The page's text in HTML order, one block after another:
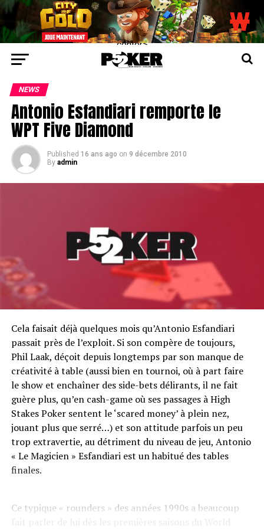
center>
NEWS
Antonio Esfandiari remporte le
WPT Five Diamond
Published 16 ans ago on 9 décembre 2010
By admin
Cela faisait déjà quelques mois qu’Antonio Esfandiari
passait près de l’exploit. Si son compère de toujours,
Phil Laak, déçoit depuis longtemps par son manque de
créativité à table (aussi bien en tournoi, où à part faire
le show et enchaîner des side-bets délirants, il ne fait
guère plus, qu’en cash-game où ses passages à High
Stakes Poker sentent le ‘scared money’ à plein nez,
jouant plus que serré…) et son attitude parfois un peu
trop extravertie, au détriment du niveau de jeu, Antonio
« Le Magicien » Esfandiari est un habitué des tables
finales.
Ce typique « rounders » des années 1990s a beaucoup